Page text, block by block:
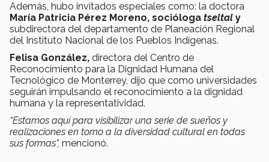
Además, hubo invitados especiales como: la doctora
María Patricia Pérez Moreno, socióloga tseltal y
subdirectora del departamento de Planeación Regional
del Instituto Nacional de los Pueblos Indígenas.
Felisa González, directora del Centro de
Reconocimiento para la Dignidad Humana del
Tecnológico de Monterrey, dijo que como universidades
seguirán impulsando el reconocimiento a la dignidad
humana y la representatividad.
“Estamos aquí para visibilizar una serie de sueños y
realizaciones en torno a la diversidad cultural en todas
sus formas", mencionó.